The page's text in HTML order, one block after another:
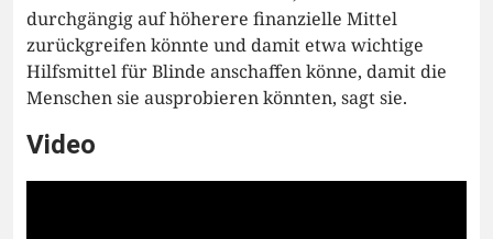
durchgängig auf höherere finanzielle Mittel
zurückgreifen könnte und damit etwa wichtige
Hilfsmittel für Blinde anschaffen könne, damit die
Menschen sie ausprobieren könnten, sagt sie.
Video